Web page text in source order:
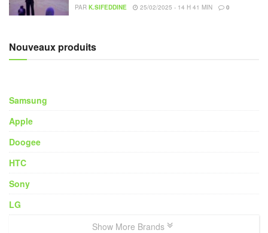
PAR K.SIFEDDINE 25/02/2025 - 14 H 41 MIN 0
Nouveaux produits
Samsung
Apple
Doogee
HTC
Sony
LG
Show More Brands